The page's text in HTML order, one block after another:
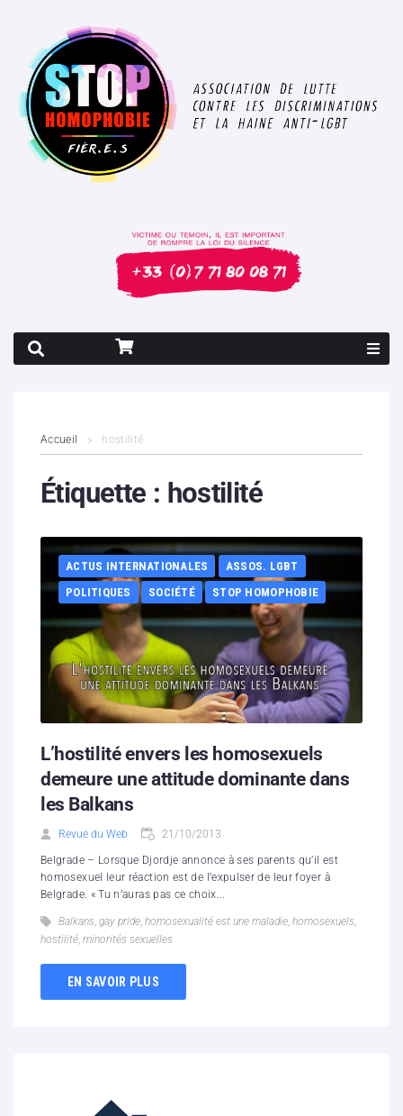
Contenus litigieux
Boutique
Contacts
Hébergement solidaire
Accueil hostilité
Étiquette : hostilité
ACTUS INTERNATIONALES
ASSOS. LGBT
POLITIQUES
SOCIÉTÉ STOP HOMOPHOBIE
L’hostilité envers les homosexuels
demeure une attitude dominante dans
les Balkans
Revue du Web 21/10/2013
Belgrade – Lorsque Djordje annonce à ses parents qu’il est
homosexuel leur réaction est de l’expulser de leur foyer à
Belgrade. « Tu n’auras pas ce choix...
Balkans, gay pride, homosexualité est une maladie, homosexuels,
hostilité, minorités sexuelles
EN SAVOIR PLUS